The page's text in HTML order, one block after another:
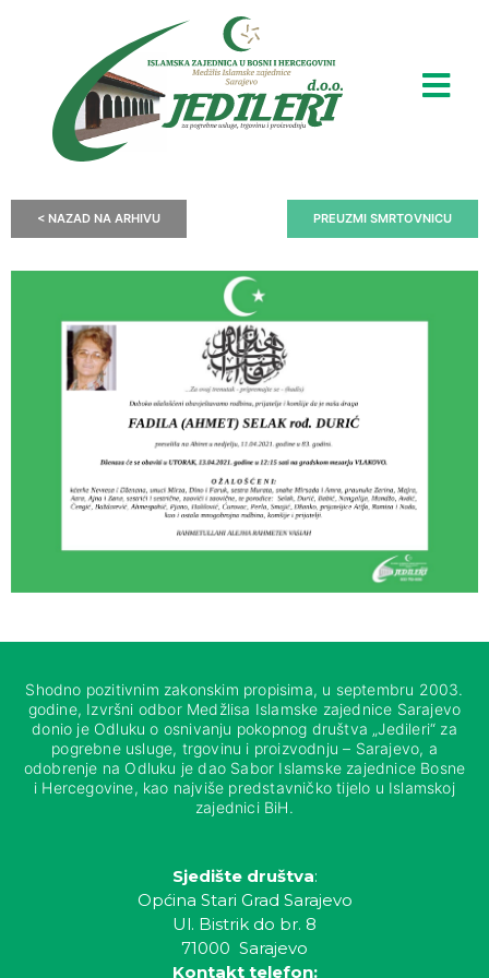
< NAZAD NA ARHIVU PREUZMI SMRTOVNICU
Shodno pozitivnim zakonskim propisima, u septembru 2003.
godine, Izvršni odbor Medžlisa Islamske zajednice Sarajevo
donio je Odluku o osnivanju pokopnog društva „Jedileri“ za
pogrebne usluge, trgovinu i proizvodnju – Sarajevo, a
odobrenje na Odluku je dao Sabor Islamske zajednice Bosne
i Hercegovine, kao najviše predstavničko tijelo u Islamskoj
zajednici BiH.
Sjedište društva:
Općina Stari Grad Sarajevo
Ul. Bistrik do br. 8
71000 Sarajevo
Kontakt telefon: